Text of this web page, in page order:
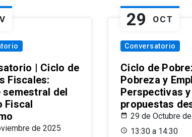
| Ciclo de
Fiscales:
semestral del
Fiscal
de 2025
29 OCT
Conversatorio
Ciclo de
Pobreza y
Perspectivas y
propuestas
29 de Octubre
13:30 a 14:30